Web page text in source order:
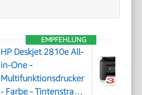
EMPFEHLUNG
HP Deskjet 2810e All-
in-One -
Multifunktionsdrucker
- Farbe - Tintenstrahl